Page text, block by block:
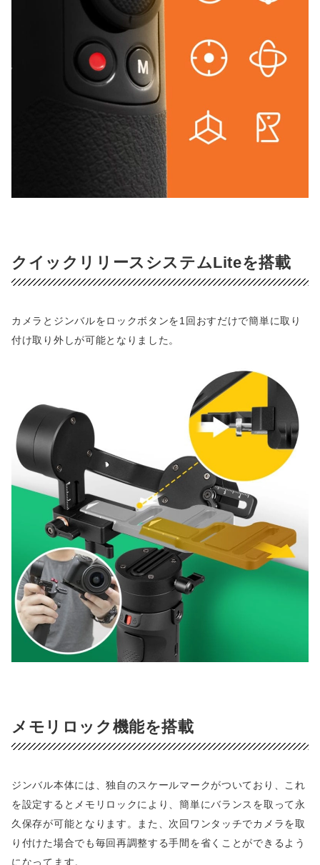
クイックリリースシステムLiteを搭載
カメラとジンバルをロックボタンを1回おすだけで簡単に取り
付け取り外しが可能となりました。
メモリロック機能を搭載
ジンバル本体には、独自のスケールマークがついており、これ
を設定するとメモリロックにより、簡単にバランスを取って永
久保存が可能となります。また、次回ワンタッチでカメラを取
り付けた場合でも毎回再調整する手間を省くことができるよう
になってます。